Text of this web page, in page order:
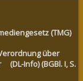
(TMG)
über
Info) (BGBl. I, S.